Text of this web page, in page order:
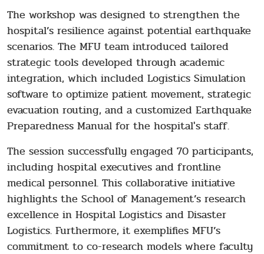
The workshop was designed to strengthen the
hospital’s resilience against potential earthquake
scenarios. The MFU team introduced tailored
strategic tools developed through academic
integration, which included Logistics Simulation
software to optimize patient movement, strategic
evacuation routing, and a customized Earthquake
Preparedness Manual for the hospital's staff.
The session successfully engaged 70 participants,
including hospital executives and frontline
medical personnel. This collaborative initiative
highlights the School of Management’s research
excellence in Hospital Logistics and Disaster
Logistics. Furthermore, it exemplifies MFU’s
commitment to co-research models where faculty